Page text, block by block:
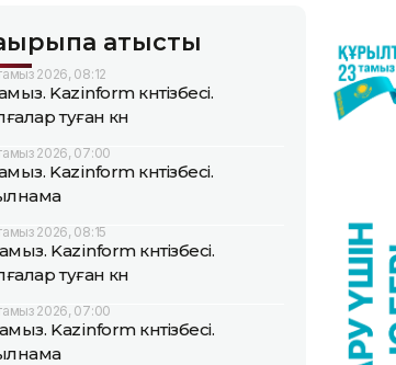
қатысты
2026, 08:12
Kazinform күнтізбесі.
туған күн
2026, 07:00
Kazinform күнтізбесі.
2026, 08:15
Kazinform күнтізбесі.
туған күн
2026, 07:00
Kazinform күнтізбесі.